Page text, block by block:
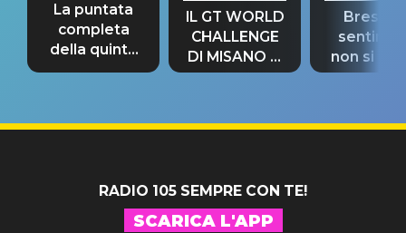
La puntata
completa
della quinta
tappa
IL GT WORLD
CHALLENGE
DI MISANO si
riconferma
Bresh:
non si
fino alla
RADIO 105 SEMPRE CON TE!
SCARICA L'APP